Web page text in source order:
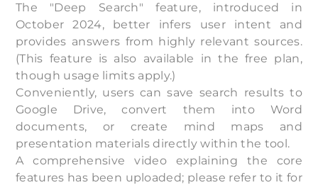
The "Deep Search" feature, introduced in
October 2024, better infers user intent and
provides answers from highly relevant sources.
(This feature is also available in the free plan,
though usage limits apply.)
Conveniently, users can save search results to
Google Drive, convert them into Word
documents, or create mind maps and
presentation materials directly within the tool.
A comprehensive video explaining the core
features has been uploaded; please refer to it for